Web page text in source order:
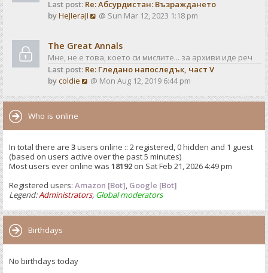
o
s
a
t
t
p
o
s
t
Last post: Re: Абсурдистан: Възраждането
byHeJIeraJI
V
w
t
h
e
e
t
p
s
t
@ Sun Mar 12, 2023 1:18 pm
The Great Annals
Мне, не е това, което си мислите... за архиви иде реч
Last post: Re: Гледано напоследък, част V
bycoldie
V
e
e
l
a
t
e
t
@ Mon Aug 12, 2019 6:44 pm
Who is online
In total there are 3users online :: 2 registered, 0 hidden and 1 guest
(based on users active over the past 5 minutes)
Most users ever online was 18192 on Sat Feb 21, 2026 4:49 pm
Registered users: Amazon [Bot], Google [Bot]
Legend:Administrators, Global moderators
Birthdays
No birthdays today